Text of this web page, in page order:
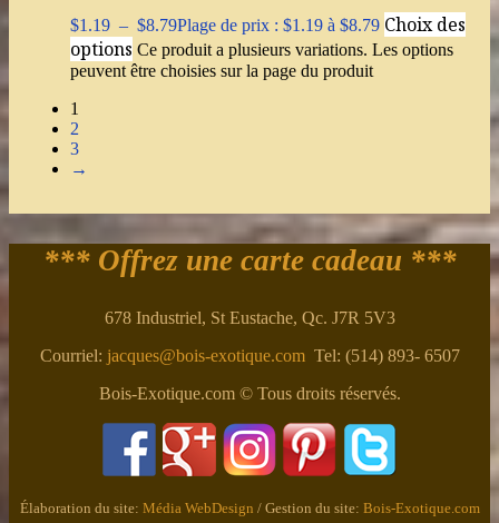
$1.19 – $8.79Plage de prix : $1.19 à $8.79 Choix des
options Ce produit a plusieurs variations. Les options
peuvent être choisies sur la page du produit
1
2
3
→
*** Offrez une carte cadeau ***
678 Industriel, St Eustache, Qc. J7R 5V3
Courriel: jacques@bois-exotique.comTel: (514) 893- 6507
Bois-Exotique.com © Tous droits réservés.
Élaboration du site: Média WebDesign / Gestion du site: Bois-Exotique.com